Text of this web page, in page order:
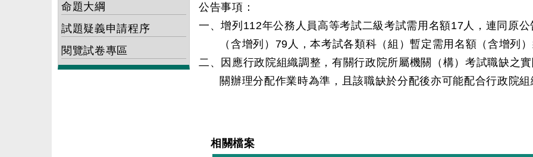
命題大綱
試題疑義申請程序
閱覽試卷專區
公告事項：
一、增列112年公務人員高等考試二級考試需用名額17人，連同原
（含增列）79人，本考試各類科（組）暫定需用名額（含增列
二、因應行政院組織調整，有關行政院所屬機關（構）考試職缺之
關辦理分配作業時為準，且該職缺於分配後亦可能配合行政院
相關檔案